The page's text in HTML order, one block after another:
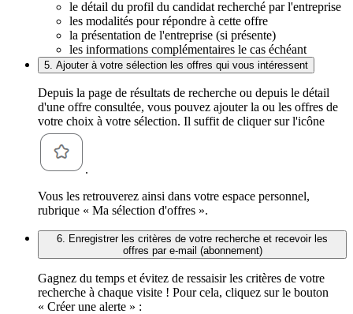
le détail du profil du candidat recherché par l'entreprise
les modalités pour répondre à cette offre
la présentation de l'entreprise (si présente)
les informations complémentaires le cas échéant
5. Ajouter à votre sélection les offres qui vous intéressent
Depuis la page de résultats de recherche ou depuis le détail
d'une offre consultée, vous pouvez ajouter la ou les offres de
votre choix à votre sélection. Il suffit de cliquer sur l'icône
.
Vous les retrouverez ainsi dans votre espace personnel,
rubrique « Ma sélection d'offres ».
6. Enregistrer les critères de votre recherche et recevoir les
offres par e-mail (abonnement)
Gagnez du temps et évitez de ressaisir les critères de votre
recherche à chaque visite ! Pour cela, cliquez sur le bouton
« Créer une alerte » :